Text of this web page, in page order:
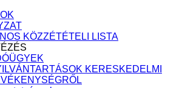
KÖZZÉTÉTELI LISTA
KERESKEDELMI